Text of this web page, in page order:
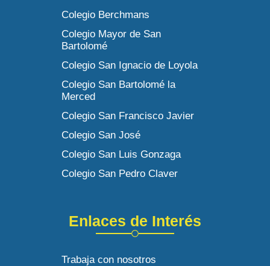
Colegio Berchmans
Colegio Mayor de San
Bartolomé
Colegio San Ignacio de Loyola
Colegio San Bartolomé la
Merced
Colegio San Francisco Javier
Colegio San José
Colegio San Luis Gonzaga
Colegio San Pedro Claver
Enlaces de Interés
Trabaja con nosotros